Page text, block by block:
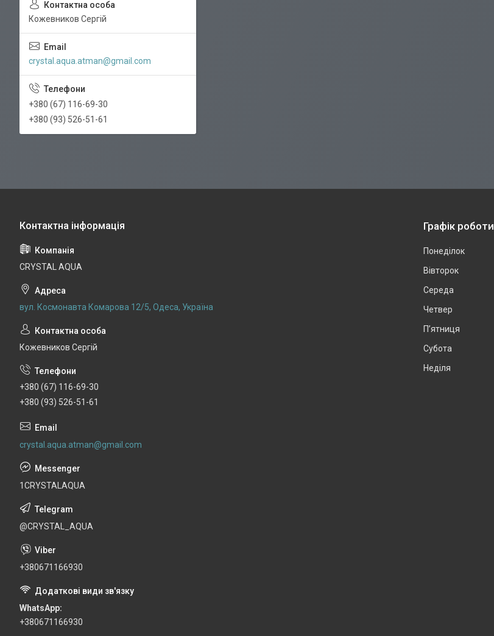
Кожевников Сергій
crystal.aqua.atman@gmail.com
+380 (67) 116-69-30
+380 (93) 526-51-61
CRYSTAL AQUA
вул. Космонавта Комарова 12/5, Одеса, Україна
Кожевников Сергій
+380 (67) 116-69-30
+380 (93) 526-51-61
crystal.aqua.atman@gmail.com
1CRYSTALAQUA
@CRYSTAL_AQUA
+380671166930
WhatsApp
+380671166930
Графік роботи
Понеділок
Вівторок
Середа
Четвер
Пʼятниця
Субота
Неділя